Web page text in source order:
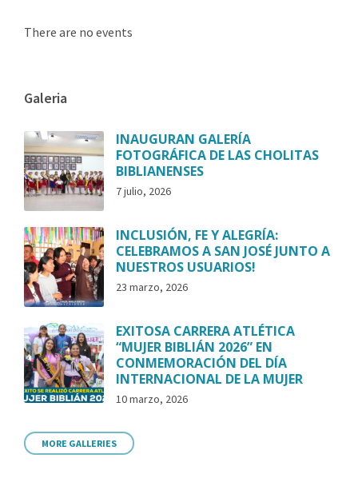
There are no events
Galeria
INAUGURAN GALERÍA
FOTOGRÁFICA DE LAS CHOLITAS
BIBLIANENSES
7 julio, 2026
INCLUSIÓN, FE Y ALEGRÍA:
CELEBRAMOS A SAN JOSÉ JUNTO A
NUESTROS USUARIOS!
23 marzo, 2026
EXITOSA CARRERA ATLÉTICA
“MUJER BIBLIÁN 2026” EN
CONMEMORACIÓN DEL DÍA
INTERNACIONAL DE LA MUJER
10 marzo, 2026
MORE GALLERIES